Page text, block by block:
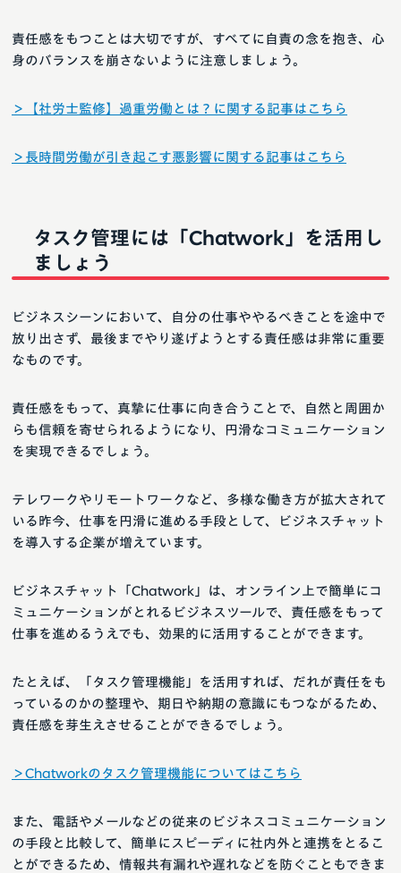
責任感をもつことは大切ですが、すべてに自責の念を抱き、心
身のバランスを崩さないように注意しましょう。
＞【社労士監修】過重労働とは？に関する記事はこちら
＞長時間労働が引き起こす悪影響に関する記事はこちら
タスク管理には「Chatwork」を活用し
ましょう
ビジネスシーンにおいて、自分の仕事ややるべきことを途中で
放り出さず、最後までやり遂げようとする責任感は非常に重要
なものです。
責任感をもって、真摯に仕事に向き合うことで、自然と周囲か
らも信頼を寄せられるようになり、円滑なコミュニケーション
を実現できるでしょう。
テレワークやリモートワークなど、多様な働き方が拡大されて
いる昨今、仕事を円滑に進める手段として、ビジネスチャット
を導入する企業が増えています。
ビジネスチャット「Chatwork」は、オンライン上で簡単にコ
ミュニケーションがとれるビジネスツールで、責任感をもって
仕事を進めるうえでも、効果的に活用することができます。
たとえば、「タスク管理機能」を活用すれば、だれが責任をも
っているのかの整理や、期日や納期の意識にもつながるため、
責任感を芽生えさせることができるでしょう。
＞Chatworkのタスク管理機能についてはこちら
また、電話やメールなどの従来のビジネスコミュニケーション
の手段と比較して、簡単にスピーディに社内外と連携をとるこ
とができるため、情報共有漏れや遅れなどを防ぐこともできま